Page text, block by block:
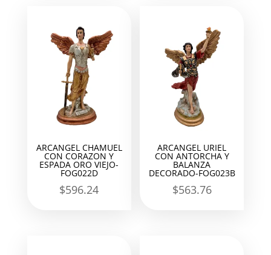
ARCANGEL CHAMUEL
CON CORAZON Y
ESPADA ORO VIEJO-
FOG022D
$596.24
ARCANGEL URIEL
CON ANTORCHA Y
BALANZA
DECORADO-FOG023B
$563.76